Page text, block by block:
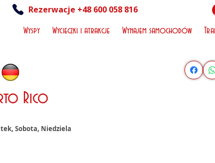
Rezerwacje +48 600 058 816
Wyspy Wycieczki i atrakcje Wynajem samochodów
Rico
Sobota, Niedziela